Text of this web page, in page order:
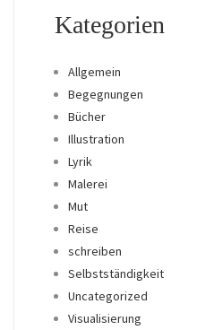
Kategorien
Allgemein
Begegnungen
Bücher
Illustration
Lyrik
Malerei
Mut
Reise
schreiben
Selbstständigkeit
Uncategorized
Visualisierung